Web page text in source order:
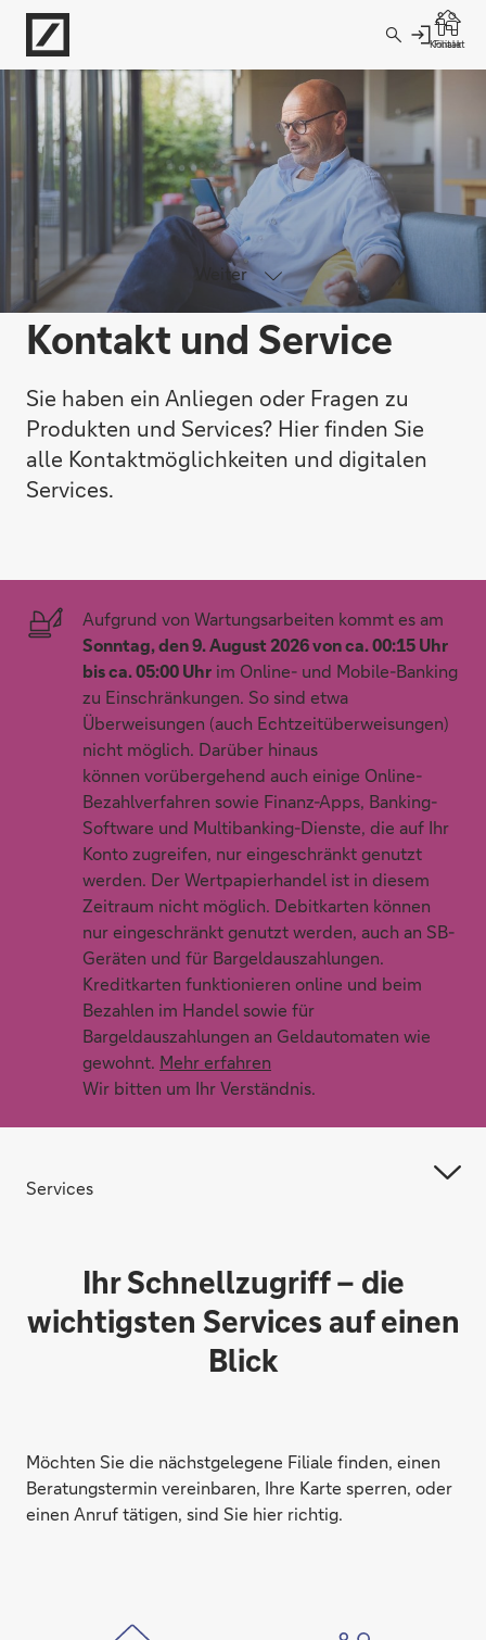
Direkt zur Hauptnavigation (Enter drücken)
Direkt zur Suche (Enter drücken)
Direkt zum Hauptinhalt (Enter drücken)
Kontakt
Filiale
Weiter
Kontakt und Service
Sie haben ein Anliegen oder Fragen zu
Produkten und Services? Hier finden Sie
alle Kontaktmöglichkeiten und digitalen
Services.
Aufgrund von Wartungsarbeiten kommt es am
Sonntag, den 9. August 2026 von ca. 00:15 Uhr
bis ca. 05:00 Uhr im Online- und Mobile-Banking
zu Einschränkungen. So sind etwa
Überweisungen (auch Echtzeitüberweisungen)
nicht möglich. Darüber hinaus
können vorübergehend auch einige Online-
Bezahlverfahren sowie Finanz-Apps, Banking-
Software und Multibanking-Dienste, die auf Ihr
Konto zugreifen, nur eingeschränkt genutzt
werden. Der Wertpapierhandel ist in diesem
Zeitraum nicht möglich. Debitkarten können
nur eingeschränkt genutzt werden, auch an SB-
Geräten und für Bargeldauszahlungen.
Kreditkarten funktionieren online und beim
Bezahlen im Handel sowie für
Bargeldauszahlungen an Geldautomaten wie
gewohnt. Mehr erfahren
Wir bitten um Ihr Verständnis.
Services
Ihr Schnellzugriff – die
wichtigsten Services auf einen
Blick
Möchten Sie die nächstgelegene Filiale finden, einen
Beratungstermin vereinbaren, Ihre Karte sperren, oder
einen Anruf tätigen, sind Sie hier richtig.